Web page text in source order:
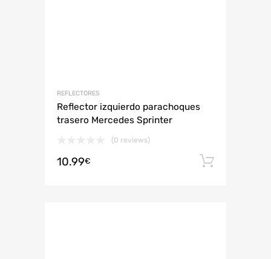
REFLECTORES
Reflector izquierdo parachoques
trasero Mercedes Sprinter
(0 reviews)
10.99€